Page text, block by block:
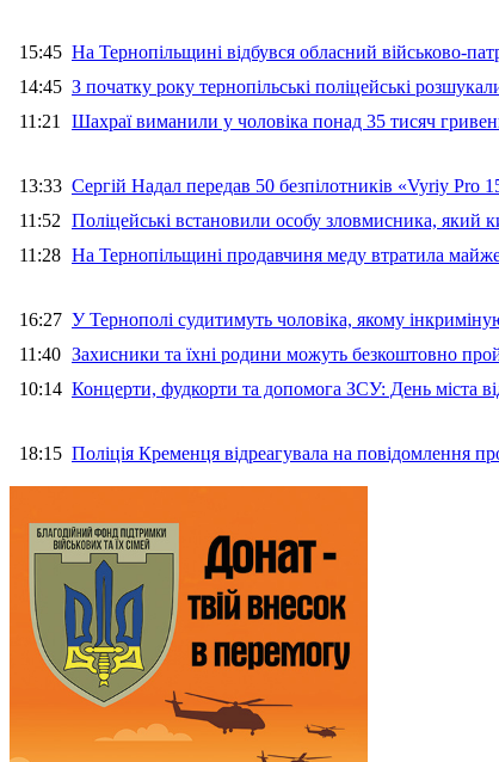
15:45 На Тернопільщині відбувся обласний військово-
14:45 З початку року тернопільські поліцейські
11:21 Шахраї виманили у чоловіка понад 35 тисяч
13:33 Сергій Надал передав 50 безпілотників «Vyriy Pro
11:52 Поліцейські встановили особу зловмисника, який
11:28 На Тернопільщині продавчиня меду втратила
16:27 У Тернополі судитимуть чоловіка, якому
11:40 Захисники та їхні родини можуть безкоштовно
10:14 Концерти, фудкорти та допомога ЗСУ: День міста
18:15 Поліція Кременця відреагувала на повідомлення